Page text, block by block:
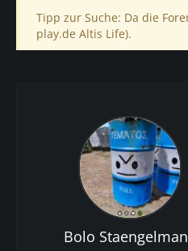
Tipp zur Suche: Da die
play.de Altis Life).
Bolo